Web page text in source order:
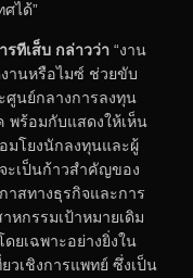
ศได้”
ทีเส็บ กล่าวว่า “งาน
านหรือไมซ์ ช่วยขับ
ศูนย์กลางการลงทุน
พร้อมกับแสดงให้เห็น
มโยงนักลงทุนและผู้
ะเป็นก้าวสำคัญของ
าสทางธุรกิจและการ
หกรรมเป้าหมายเดิม
ยเฉพาะอย่างยิ่งใน
วเชิงการแพทย์ ซึ่งเป็น